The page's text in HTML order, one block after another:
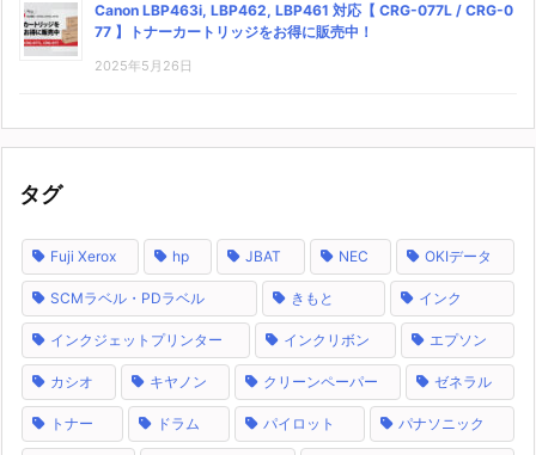
Canon LBP463i, LBP462, LBP461 対応【 CRG-077L / CRG-0
77 】トナーカートリッジをお得に販売中！
2025年5月26日
タグ
Fuji Xerox hp JBAT NEC OKIデータ
SCMラベル・PDラベル きもと インク
インクジェットプリンター インクリボン エプソン
カシオ キヤノン クリーンペーパー ゼネラル
トナー ドラム パイロット パナソニック